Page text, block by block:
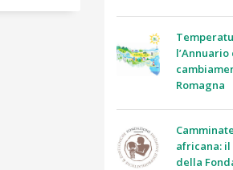
Romagna
africana:
della